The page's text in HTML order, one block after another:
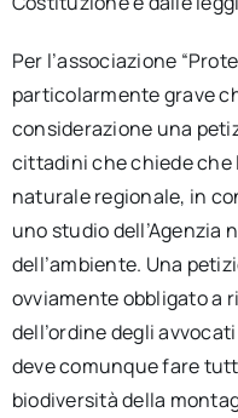
Per l’associazione
particolarmente grave
considerazione una
cittadini che chiede che
naturale regionale, in
uno studio dell’Agenzia
dell’ambiente. Una
ovviamente obbligato a
dell’ordine degli
deve comunque fare
biodiversità della